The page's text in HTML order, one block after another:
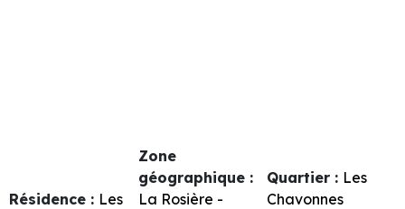
Résidence : Les
Zone
géographique :
La Rosière -
Quartier : Les
Chavonnes